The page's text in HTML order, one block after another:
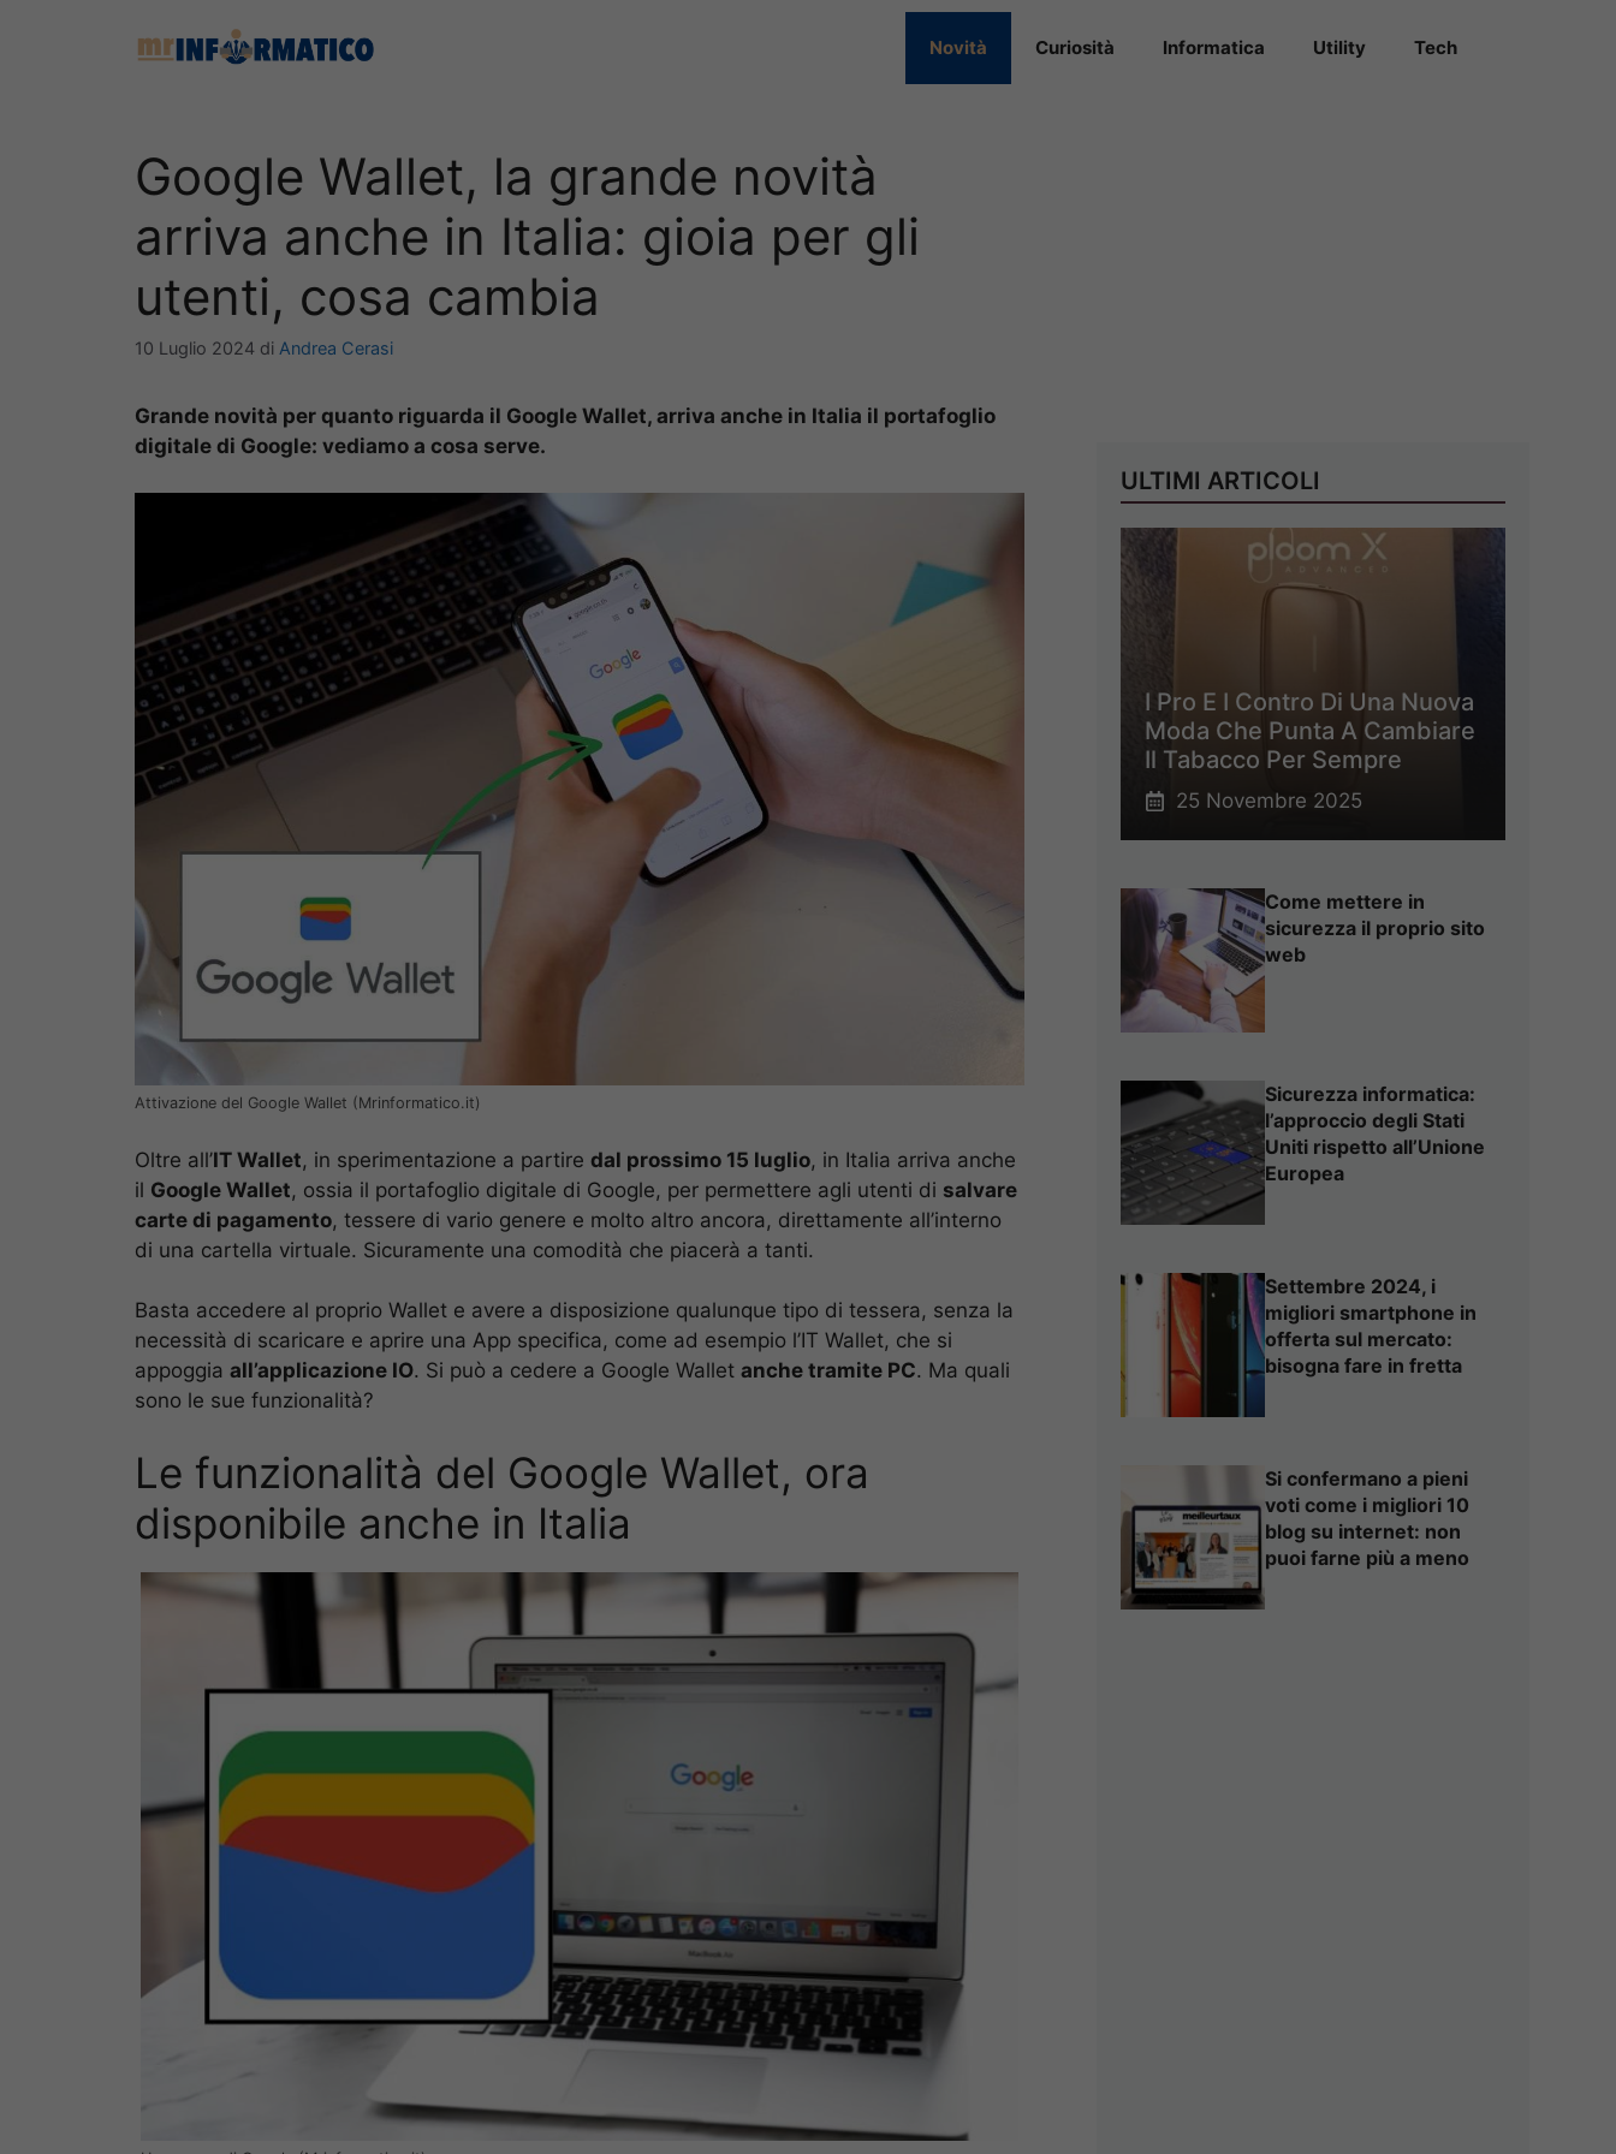
Novità Curiosità Informatica Utility Tech
Google Wallet, la grande novità
arriva anche in Italia: gioia per gli
utenti, cosa cambia
10 Luglio 2024 di Andrea Cerasi
Grande novità per quanto riguarda il Google Wallet, arriva anche in Italia il portafoglio
digitale di Google: vediamo a cosa serve.
Attivazione del Google Wallet (Mrinformatico.it)
Oltre all’IT Wallet, in sperimentazione a partire dal prossimo 15 luglio, in Italia arriva anche
il Google Wallet, ossia il portafoglio digitale di Google, per permettere agli utenti di salvare
carte di pagamento, tessere di vario genere e molto altro ancora, direttamente all’interno
di una cartella virtuale. Sicuramente una comodità che piacerà a tanti.
Basta accedere al proprio Wallet e avere a disposizione qualunque tipo di tessera, senza la
necessità di scaricare e aprire una App specifica, come ad esempio l’IT Wallet, che si
appoggia all’applicazione IO. Si può a cedere a Google Wallet anche tramite PC. Ma quali
sono le sue funzionalità?
Le funzionalità del Google Wallet, ora
disponibile anche in Italia
ULTIMI ARTICOLI
I Pro E I Contro Di Una Nuova
Moda Che Punta A Cambiare
Il Tabacco Per Sempre
25 Novembre 2025
Come mettere in
sicurezza il proprio sito
web
Sicurezza informatica:
l’approccio degli Stati
Uniti rispetto all’Unione
Europea
Settembre 2024, i
migliori smartphone in
offerta sul mercato:
bisogna fare in fretta
Si confermano a pieni
voti come i migliori 10
blog su internet: non
puoi farne più a meno